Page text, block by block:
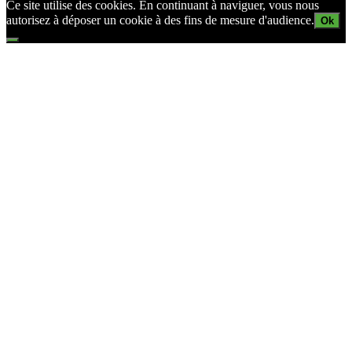
Ce site utilise des cookies. En continuant à naviguer, vous nous
autorisez à déposer un cookie à des fins de mesure d'audience. Ok